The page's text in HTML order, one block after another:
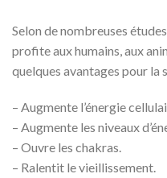
Selon de nombreuses
profite aux humains, aux
quelques avantages pour la
– Augmente l’énergie
– Augmente les niveaux
– Ouvre les chakras.
– Ralentit le vieillissement.